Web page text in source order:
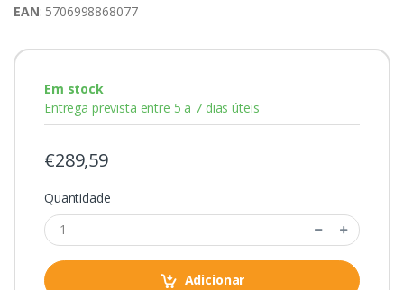
EAN: 5706998868077
Em stock
Entrega prevista entre 5 a 7 dias úteis
€289,59
Quantidade
Adicionar